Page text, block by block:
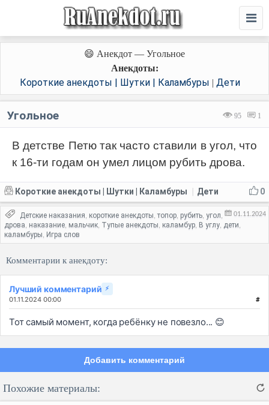
😄 Анекдот — Угольное
Анекдоты:
Короткие анекдоты | Шутки | Каламбуры | Дети
95 1
Угольное
В детстве Петю так часто ставили в угол, что
к 16-ти годам он умел лицом рубить дрова.
0
Короткие анекдоты | Шутки | Каламбуры Дети
01.11.2024
Детские наказания, короткие анекдоты,топор, рубить, угол,
дрова, наказание, мальчик, Тупые анекдоты, каламбур, В углу, дети,
каламбуры, Игра слов
Комментарии к анекдоту:
Лучший комментарий ⚡
01.11.2024 00:00 #
Тот самый момент, когда ребёнку не повезло... 😊
Добавить комментарий
Похожие материалы: